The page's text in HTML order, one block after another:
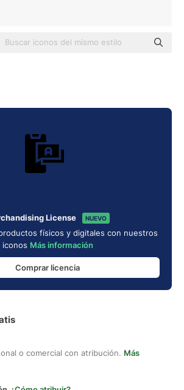
License NUEVO
físicos y digitales con nuestros
iconos Más información
Comprar licencia
o comercial con atribución. Más